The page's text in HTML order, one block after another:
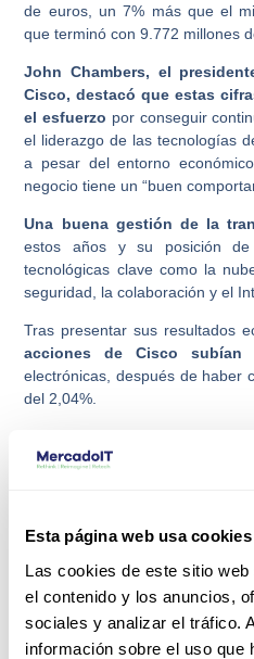
Esta página web usa cookies
Las cookies de este sitio
el contenido y los anuncios,
sociales y analizar el tráfico.
información sobre el uso que
de euros, un 7% más que el
que terminó con 9.772 millones
John Chambers, el
Cisco, destacó que estas
el esfuerzo por conseguir
el liderazgo de las tecnologías
a pesar del entorno
negocio tiene un “buen
Una buena gestión de la
estos años y su posición
tecnológicas clave como la
seguridad, la colaboración y el
Tras presentar sus resultados
acciones de Cisco subían
electrónicas, después de haber
del 2,04%.
Cisco también ha anunciado
dividendos del trimestre
abril de 2015 para todos los
del día 2 de abril.
Así que por lo que parece con
Ant